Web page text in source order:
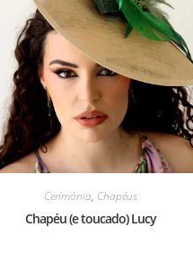
Cerimónia, Chapéus
Chapéu (e toucado) Lucy